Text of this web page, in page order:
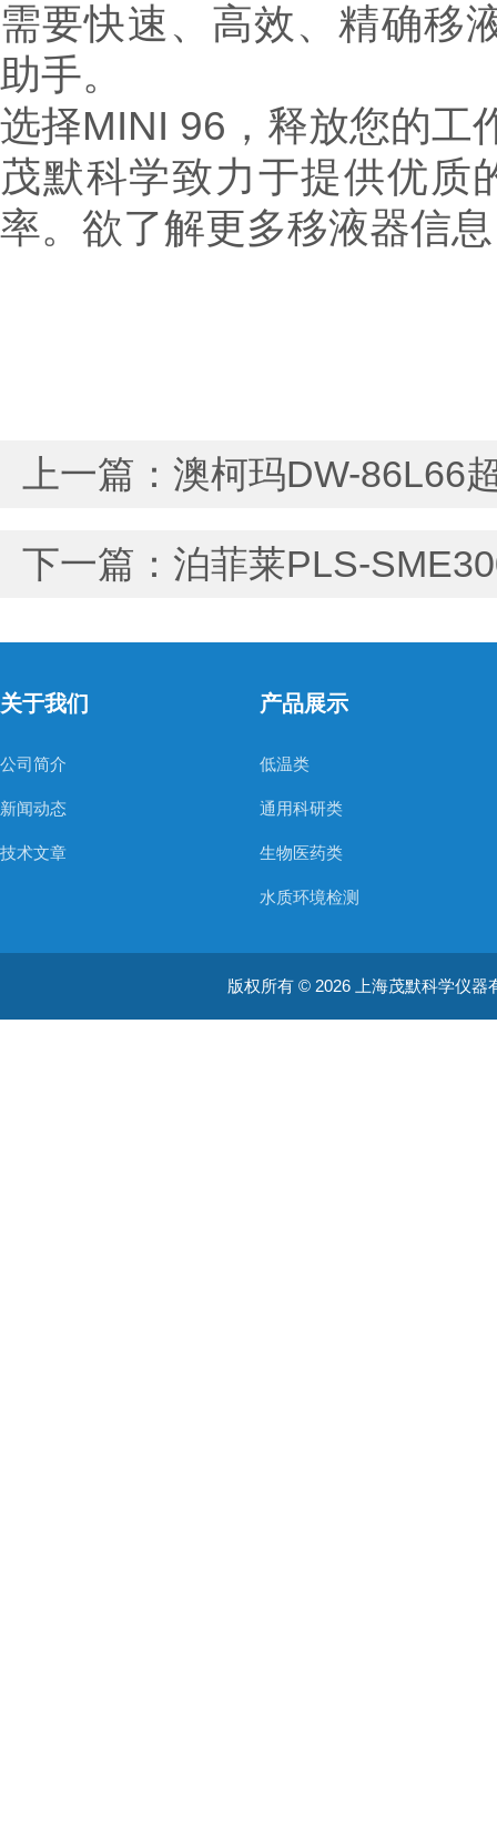
需要快速、高效、精确移
助手。
选择MINI 96，释放您的工
茂默科学致力于提供优质
率。欲了解更多移液器信
上一篇： 澳柯玛DW-86L66
下一篇： 泊菲莱PLS-
关于我们
公司简介
新闻动态
技术文章
产品展示
低温类
通用科研类
生物医药类
水质环境检测
大型分析设备
版权所有 © 2026 上海茂默科学仪